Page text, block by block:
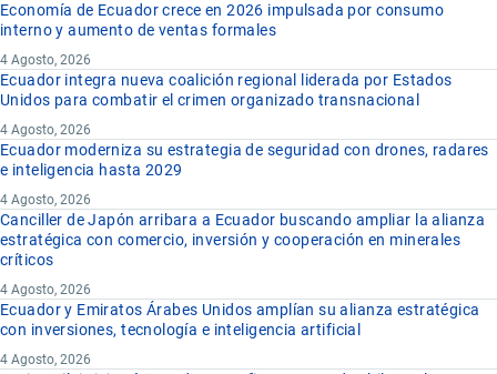
Economía de Ecuador crece en 2026 impulsada por consumo
interno y aumento de ventas formales
4 Agosto, 2026
Ecuador integra nueva coalición regional liderada por Estados
Unidos para combatir el crimen organizado transnacional
4 Agosto, 2026
Ecuador moderniza su estrategia de seguridad con drones, radares
e inteligencia hasta 2029
4 Agosto, 2026
Canciller de Japón arribara a Ecuador buscando ampliar la alianza
estratégica con comercio, inversión y cooperación en minerales
críticos
4 Agosto, 2026
Ecuador y Emiratos Árabes Unidos amplían su alianza estratégica
con inversiones, tecnología e inteligencia artificial
4 Agosto, 2026